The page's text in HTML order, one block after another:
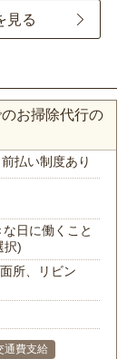
見る
お掃除代行の
前払い制度あり
日に働くこと
択)
所、リビン
通費支給